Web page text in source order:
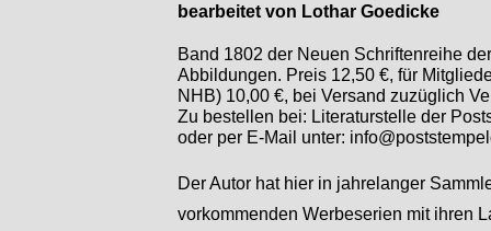
bearbeitet von Lothar Goedicke
Band 1802 der Neuen Schriftenreihe
Abbildungen. Preis 12,50 €, für
NHB) 10,00 €, bei Versand zuzüglich
Zu bestellen bei: Literaturstelle der
oder per E-Mail unter:
Der Autor hat hier in jahrelanger
vorkommenden Werbeserien mit ihren